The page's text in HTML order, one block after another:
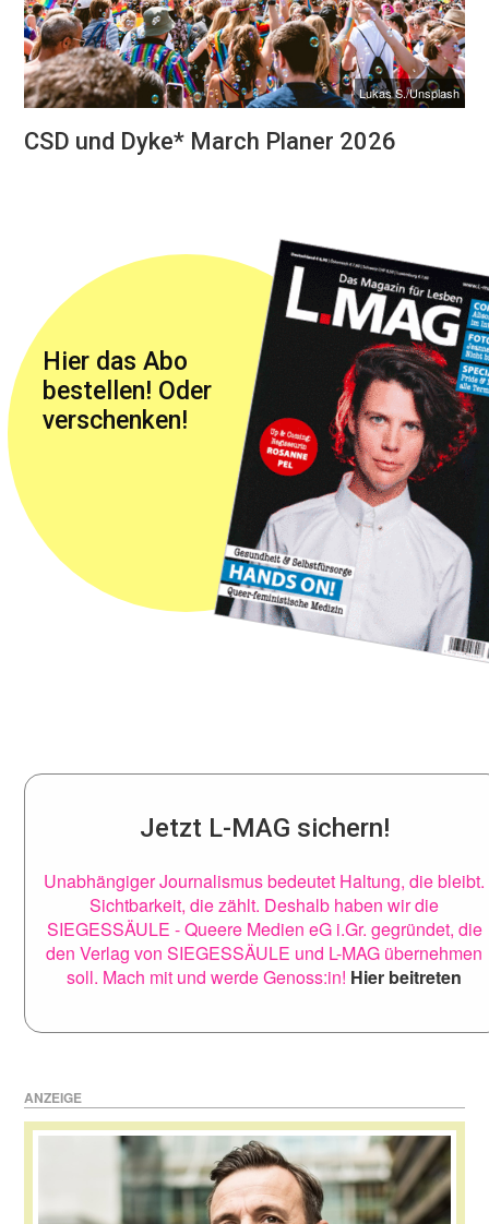
Lukas S./Unsplash
CSD und Dyke* March Planer 2026
Hier das Abo
bestellen! Oder
verschenken!
Jetzt L-MAG sichern!
Unabhängiger Journalismus bedeutet Haltung, die bleibt.
Sichtbarkeit, die zählt. Deshalb haben wir die
SIEGESSÄULE - Queere Medien eG i.Gr. gegründet, die
den Verlag von SIEGESSÄULE und L-MAG übernehmen
soll. Mach mit und werde Genoss:in! Hier beitreten
ANZEIGE